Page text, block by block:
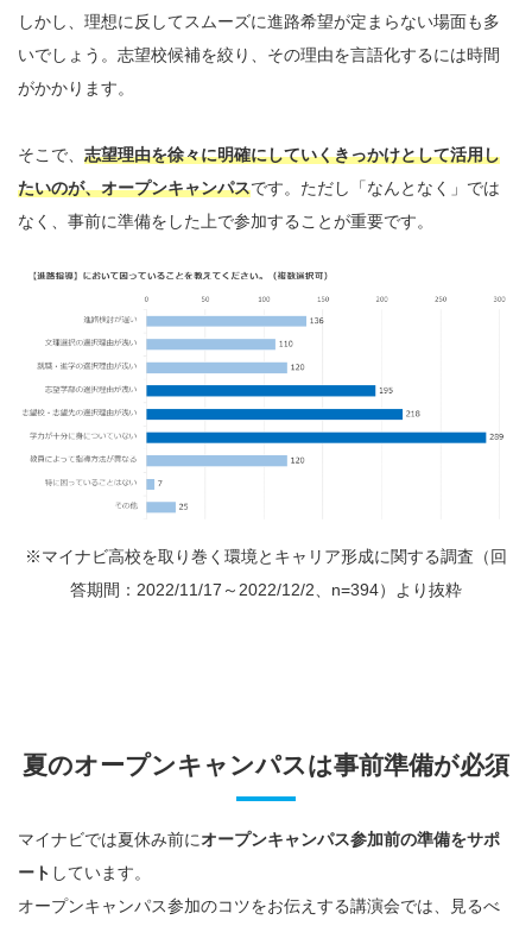
しかし、理想に反してスムーズに進路希望が定まらない場面も多
いでしょう。志望校候補を絞り、その理由を言語化するには時間
がかかります。
そこで、 志望理由を徐々に明確にしていくきっかけとして活用し
たいのが、オープンキャンパスです。ただし「なんとなく」では
なく、事前に準備をした上で参加することが重要です。
※マイナビ高校を取り巻く環境とキャリア形成に関する調査（回
答期間：2022/11/17～2022/12/2、n=394）より抜粋
夏のオープンキャンパスは事前準備が必須
マイナビでは夏休み前にオープンキャンパス参加前の準備をサポ
ート しています。
オープンキャンパス参加のコツをお伝えする講演会では、見るべ